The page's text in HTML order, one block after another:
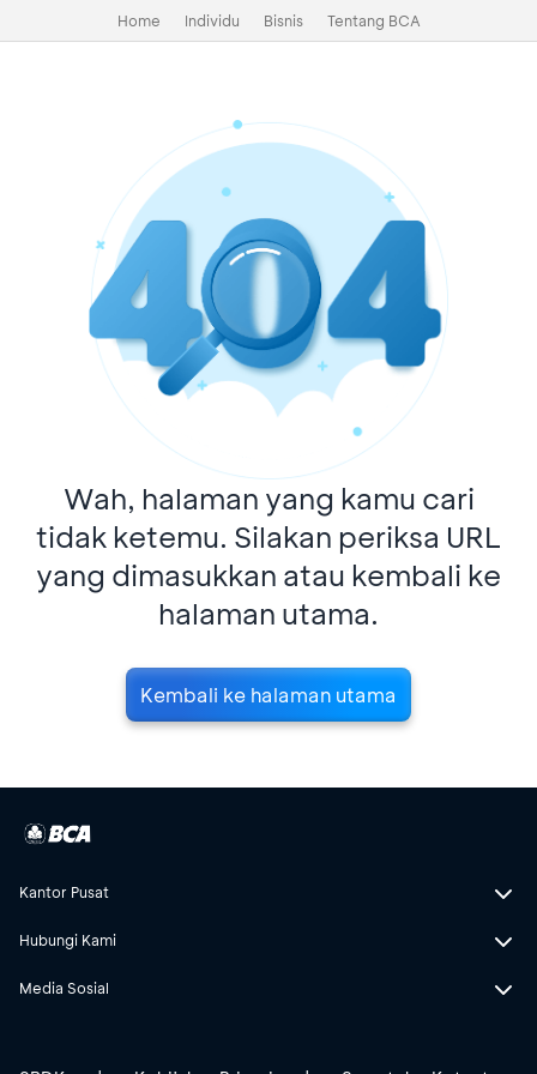
Home Individu Bisnis Tentang BCA
Wah, halaman yang kamu cari
tidak ketemu. Silakan periksa URL
yang dimasukkan atau kembali ke
halaman utama.
Kembali ke halaman utama
Kantor Pusat
Hubungi Kami
Media Sosial